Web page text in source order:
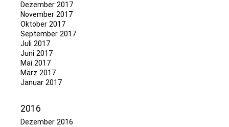
Dezember 2017
November 2017
Oktober 2017
September 2017
Juli 2017
Juni 2017
Mai 2017
März 2017
Januar 2017
2016
Dezember 2016